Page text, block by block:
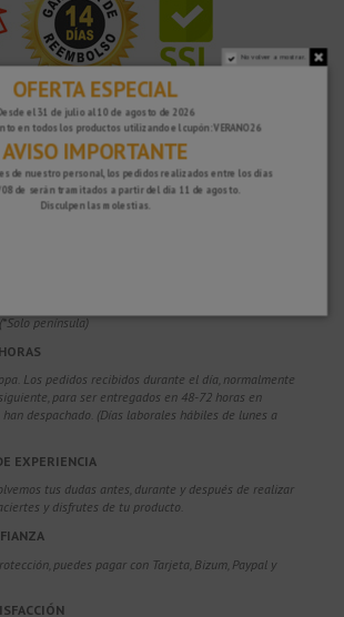
península)
Los pedidos recibidos durante el día, normalmente
para ser entregados en 48-72 horas en
despachado. (Días laborales hábiles de lunes a
EXPERIENCIA
tus dudas antes, durante y después de realizar
y disfrutes de tu producto.
puedes pagar con Tarjeta, Bizum, Paypal y
No volver a mostrar.
OFERTA ESPECIAL
el 31 de julio al 10 de agosto de 2026
en todos los productos utilizando el cupón: VERANO26
AVISO IMPORTANTE
de nuestro personal, los pedidos realizados entre los días
de serán tramitados a partir del día 11 de agosto.
Disculpen las molestias.